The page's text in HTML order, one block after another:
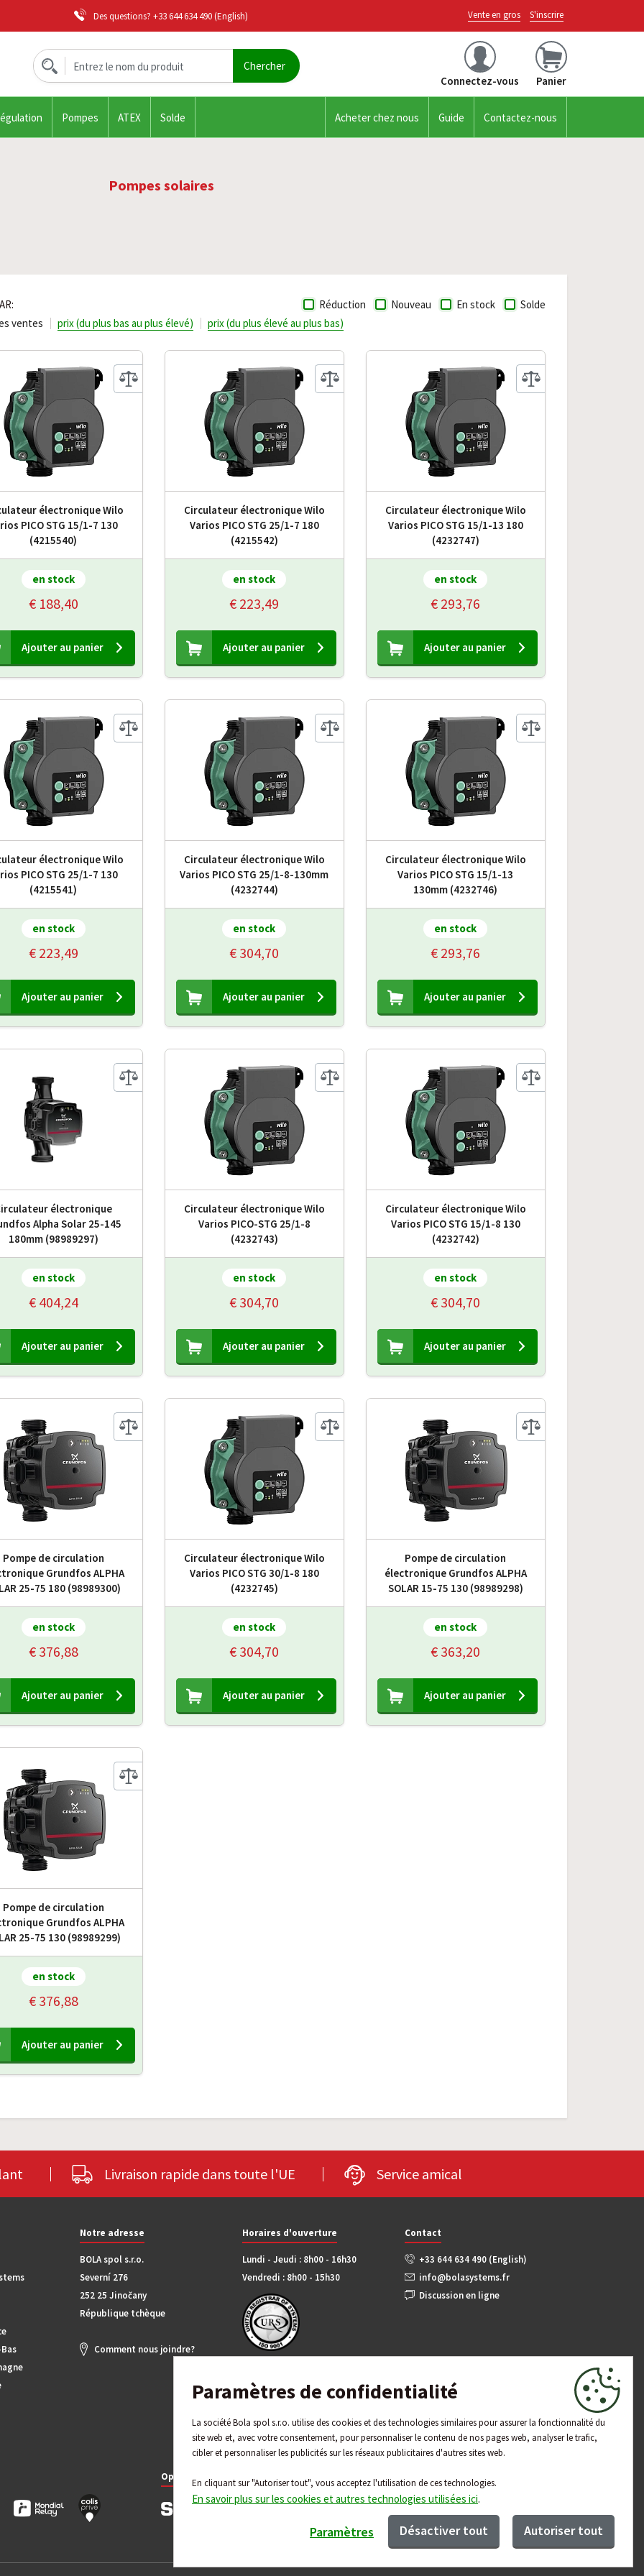
Paramètres de confidentialité
La société Bola spol s.r.o. utilise des cookies et des technologies similaires pour assurer la fonctionnalité du
site web et, avec votre consentement, pour personnaliser le contenu de nos pages web, analyser le trafic,
cibler et personnaliser les publicités sur les réseaux publicitaires d'autres sites web.
En cliquant sur "Autoriser tout", vous acceptez l'utilisation de ces technologies.
En savoir plus sur les cookies et autres technologies utilisées ici.
Paramètres Désactiver tout Autoriser tout
Des questions? +33 644 634 490(English) Vente en gros S'inscrire
Connectez-vous Panier
Pompes ATEX Solde Acheter chez nous Guide Contactez-nous
Pompes solaires
Réduction Nouveau En stock Solde
ventes
prix (du plus bas au plus élevé) prix (du plus élevé au plus bas)
électronique Wilo
PICO STG 15/1-7 130
(4215540)
en stock
€ 188,40
Ajouter au panier
Circulateur électronique Wilo
Varios PICO STG 25/1-7 180
(4215542)
en stock
€ 223,49
Ajouter au panier
Circulateur électronique Wilo
Varios PICO STG 15/1-13 180
(4232747)
en stock
€ 293,76
Ajouter au panier
électronique Wilo
PICO STG 25/1-7 130
(4215541)
en stock
€ 223,49
Ajouter au panier
Circulateur électronique Wilo
Varios PICO STG 25/1-8-130mm
(4232744)
en stock
€ 304,70
Ajouter au panier
Circulateur électronique Wilo
Varios PICO STG 15/1-13
130mm (4232746)
en stock
€ 293,76
Ajouter au panier
électronique
Alpha Solar 25-145
180mm (98989297)
en stock
€ 404,24
Ajouter au panier
Circulateur électronique Wilo
Varios PICO-STG 25/1-8
(4232743)
en stock
€ 304,70
Ajouter au panier
Circulateur électronique Wilo
Varios PICO STG 15/1-8 130
(4232742)
en stock
€ 304,70
Ajouter au panier
Pompe de circulation
Grundfos ALPHA
25-75 180 (98989300)
en stock
€ 376,88
Ajouter au panier
Circulateur électronique Wilo
Varios PICO STG 30/1-8 180
(4232745)
en stock
€ 304,70
Ajouter au panier
Pompe de circulation
électronique Grundfos ALPHA
SOLAR 15-75 130 (98989298)
en stock
€ 363,20
Ajouter au panier
Pompe de circulation
Grundfos ALPHA
25-75 130 (98989299)
en stock
€ 376,88
Ajouter au panier
Livraison rapide dans toute l'UE Service amical
Notre adresse
BOLA spol s.r.o.
Severní 276
252 25 Jinočany
République tchèque
Comment nous joindre?
Horaires d'ouverture
Lundi - Jeudi : 8h00 - 16h30
Vendredi : 8h00 - 15h30
Contact
+33 644 634 490 (English)
info@bolasystems.fr
Discussion en ligne
Options de paiement